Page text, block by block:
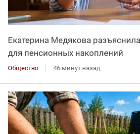
Екатерина Медякова
для пенсионных накоплений
Общество 46 минут назад